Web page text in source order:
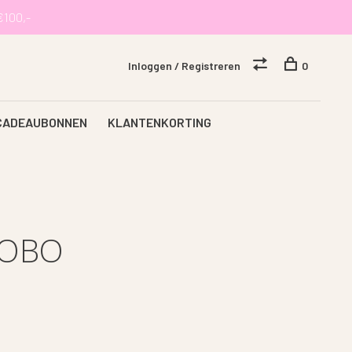
KLANTENKORTING
Inloggen / Registreren 0